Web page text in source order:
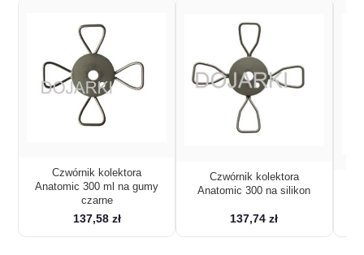
Czwórnik kolektora
Anatomic 300 ml na gumy
czarne
137,58 zł
Czwórnik kolektora
Anatomic 300 na silikon
137,74 zł